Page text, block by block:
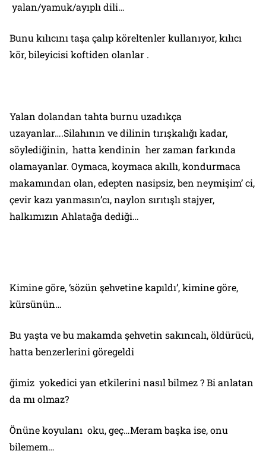
yalan/yamuk/ayıplı dili…
Bunu kılıcını taşa çalıp köreltenler kullanıyor, kılıcı
kör, bileyicisi koftiden olanlar .
Yalan dolandan tahta burnu uzadıkça
uzayanlar….Silahının ve dilinin tırışkalığı kadar,
söylediğinin, hatta kendinin her zaman farkında
olamayanlar. Oymaca, koymaca akıllı, kondurmaca
makamından olan, edepten nasipsiz, ben neymişim’ ci,
çevir kazı yanmasın’cı, naylon sırıtışlı stajyer,
halkımızın Ahlatağa dediği…
Kimine göre, ‘sözün şehvetine kapıldı’, kimine göre,
kürsünün…
Bu yaşta ve bu makamda şehvetin sakıncalı, öldürücü,
hatta benzerlerini göregeldi
ğimiz yokedici yan etkilerini nasıl bilmez ? Bi anlatan
da mı olmaz?
Önüne koyulanı oku, geç…Meram başka ise, onu
bilemem…